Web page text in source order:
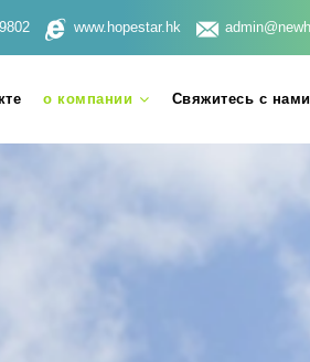
www.hopestar.hk
о компании Свяжитесь с нами